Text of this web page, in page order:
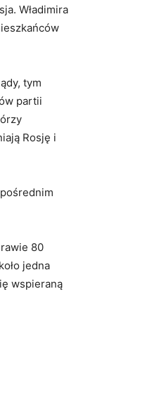
Władimira
tym
partii
Rosję i
80
jedna
wspieraną